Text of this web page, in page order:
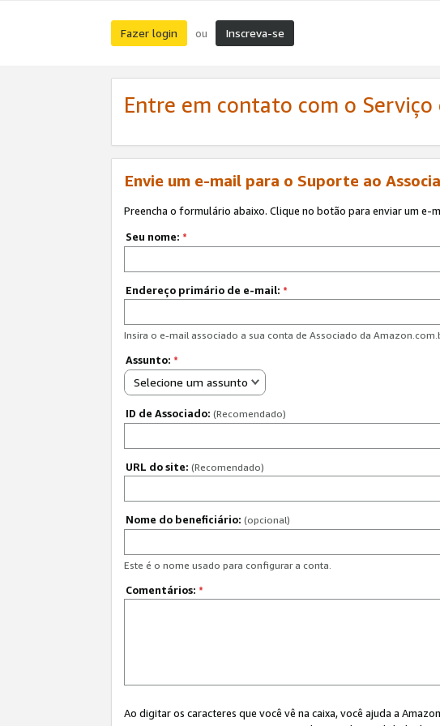
Fazer login ou Inscreva-se
Entre em contato com o
Envie um e-mail para o Suporte ao
Preencha o formulário abaixo. Clique no botão para enviar um e-
Seu nome: *
Endereço primário de e-mail: *
Insira o e-mail associado a sua conta de Associado da
Assunto: *
Selecione um assunto
ID de Associado: (Recomendado)
URL do site: (Recomendado)
Nome do beneficiário: (opcional)
Este é o nome usado para configurar a conta.
Comentários: *
Ao digitar os caracteres que você vê na caixa, você ajuda a